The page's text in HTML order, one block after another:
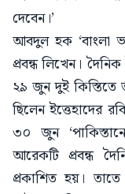
দেবেন।’
আবদুল হক ‘বাংলা
প্রবন্ধ লিখেন।
২৯ জুন দুই কিস্তিতে
ছিলেন ইত্তেহাদের
৩০ জুন
আরেকটি প্রবন্ধ
প্রকাশিত হয়।